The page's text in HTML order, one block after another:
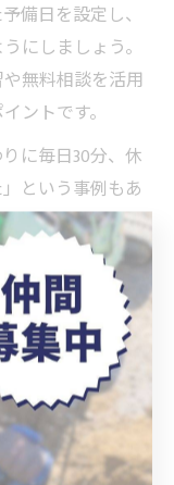
備日を設定し、
にしましょう。
無料相談を活用
ントです。
に毎日30分、休
という事例もあ
ムに合わせて柔
す。
ポイント
合格に不可欠で
分野を把握する
ことをおすすめし
るポイントを分